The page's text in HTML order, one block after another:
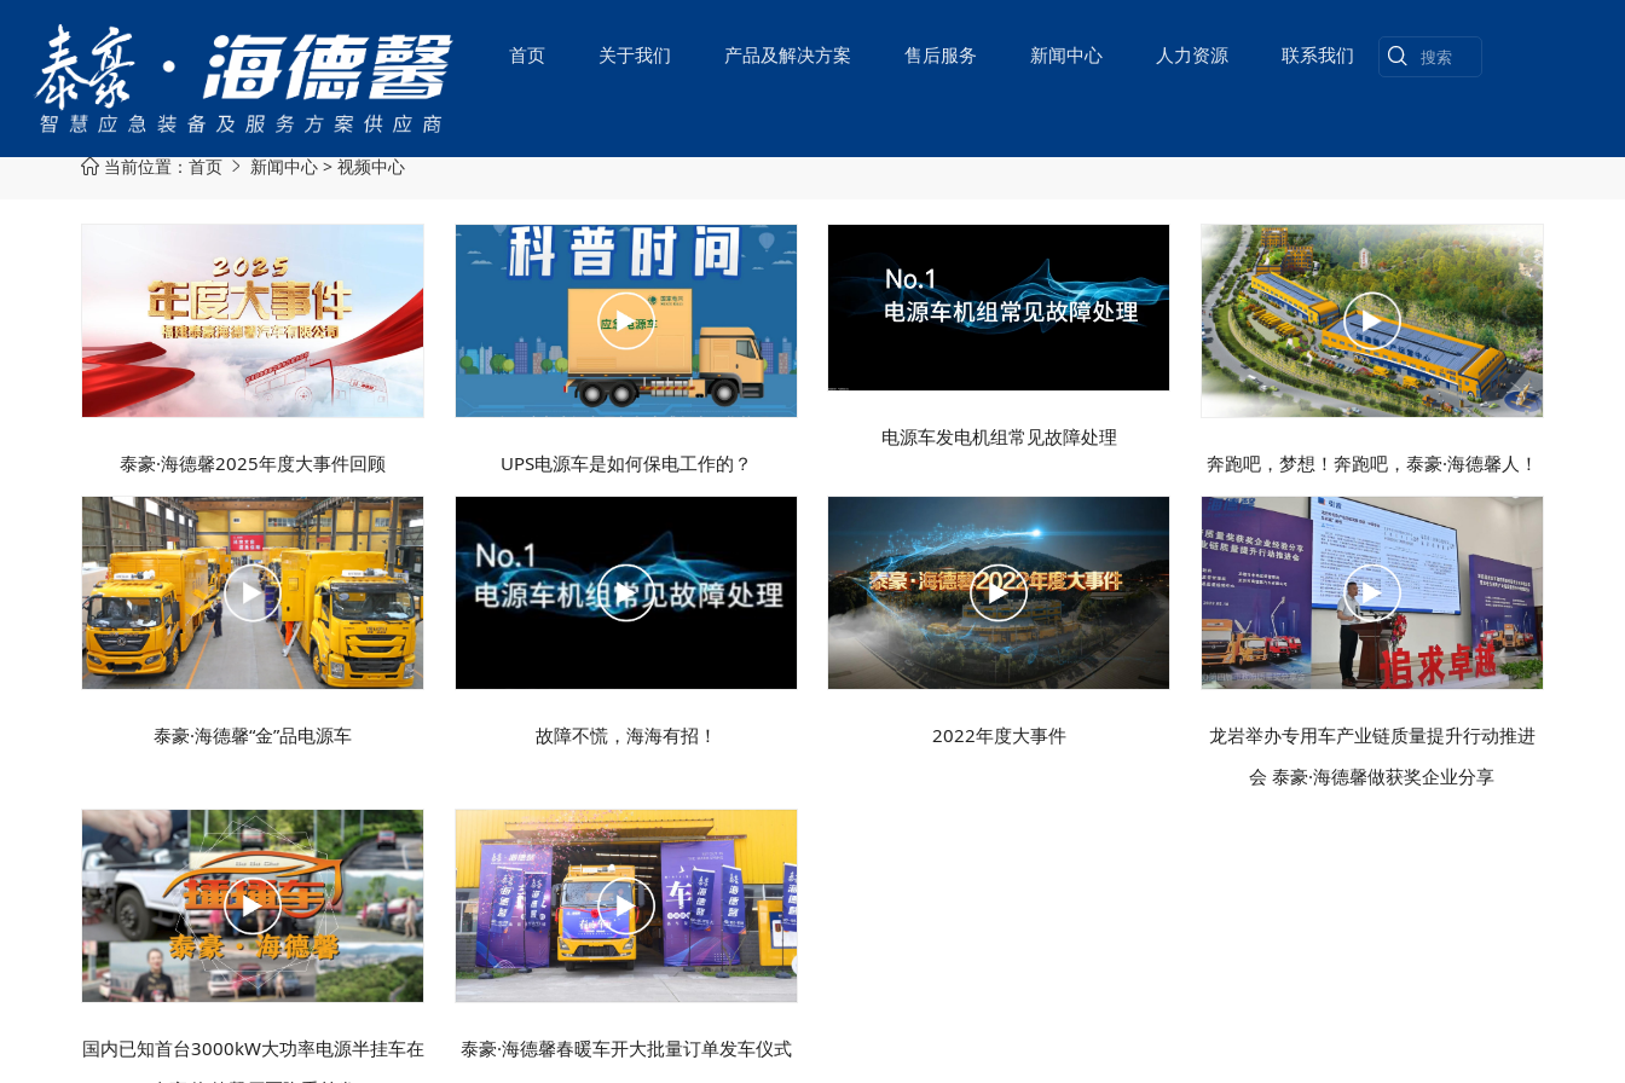
首页 关于我们 产品及解决方案 售后服务 新闻中心 人力资源 联系我们
 当前位置：首页  新闻中心 >视频中心
泰豪·海德馨2025年度大事件回顾 UPS电源车是如何保电工作的？
电源车发电机组常见故障处理
奔跑吧，梦想！奔跑吧，泰豪·海德馨人！
泰豪·海德馨“金”品电源车 故障不慌，海海有招！ 2022年度大事件
龙岩举办专用车产业链质量提升行动推进
会 泰豪·海德馨做获奖企业分享
国内已知首台3000kW大功率电源半挂车在
泰豪·海德馨春暖车开大批量订单发车仪式